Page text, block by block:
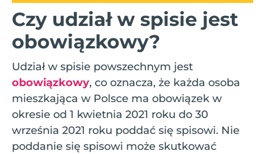
Czy udział w spisie jest
obowiązkowy?
Udział w spisie powszechnym jest
obowiązkowy, co oznacza, że każda osoba
mieszkająca w Polsce ma obowiązek w
okresie od 1 kwietnia 2021 roku do 30
września 2021 roku poddać się spisowi. Nie
poddanie się spisowi może skutkować